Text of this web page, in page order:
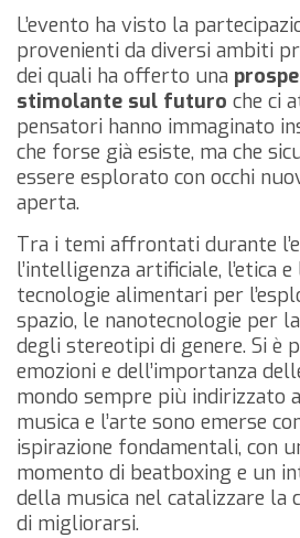
L’evento ha visto la
provenienti da diversi ambiti
dei quali ha offerto una
stimolante sul futuro che ci
pensatori hanno immaginato
che forse già esiste, ma che
essere esplorato con occhi
aperta.
Tra i temi affrontati durante
l’intelligenza artificiale, l’etica e
tecnologie alimentari per
spazio, le nanotecnologie per
degli stereotipi di genere. Si è
emozioni e dell’importanza
mondo sempre più indirizzato
musica e l’arte sono emerse
ispirazione fondamentali, con
momento di beatboxing e un
della musica nel catalizzare la
di migliorarsi.